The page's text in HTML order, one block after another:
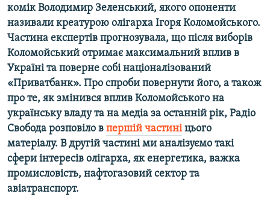
комік Володимир Зеленський, якого опоненти
називали креатурою олігарха Ігоря Коломойського.
Частина експертів прогнозувала, що після виборів
Коломойський отримає максимальний вплив в
Україні та поверне собі націоналізований
«Приватбанк». Про спроби повернути його, а також
про те, як змінився вплив Коломойського на
українську владу та на медіа за останній рік, Радіо
Свобода розповіло в першій частиніцього
матеріалу. В другій частині ми аналізуємо такі
сфери інтересів олігарха, як енергетика, важка
промисловість, нафтогазовий сектор та
авіатранспорт.